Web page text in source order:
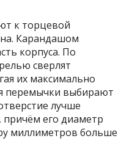
к торцевой
Карандашом
корпуса. По
сверлят
их максимально
перемычки выбирают
лучше
его диаметр
миллиметров больше